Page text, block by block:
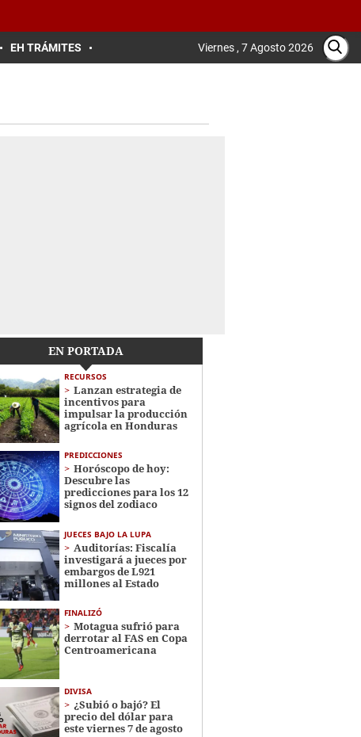
EH TRÁMITES Viernes , 7 Agosto 2026
EN PORTADA
RECURSOS
Lanzan estrategia de
incentivos para
impulsar la producción
agrícola en Honduras
PREDICCIONES
Horóscopo de hoy:
Descubre las
predicciones para los 12
signos del zodiaco
JUECES BAJO LA LUPA
Auditorías: Fiscalía
investigará a jueces por
embargos de L921
millones al Estado
FINALIZÓ
Motagua sufrió para
derrotar al FAS en Copa
Centroamericana
DIVISA
¿Subió o bajó? El
precio del dólar para
este viernes 7 de agosto